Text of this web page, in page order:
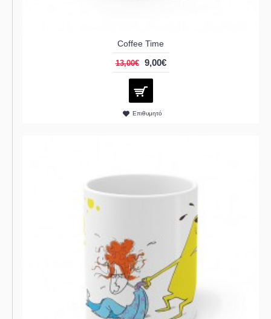
Coffee Time
13,00€ 9,00€
Επιθυμητό